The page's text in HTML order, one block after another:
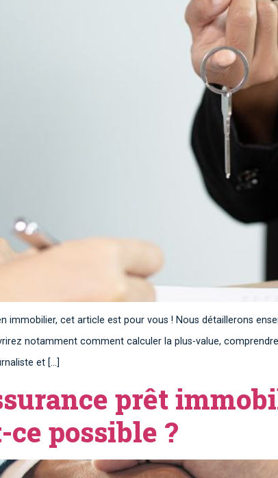
immobilier, cet article est pour vous ! Nous détaillerons
notamment comment calculer la plus-value,
et […]
prêt
ce possible ?